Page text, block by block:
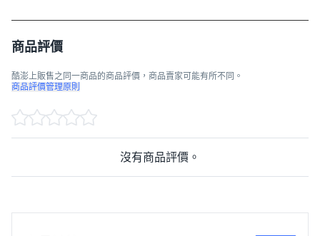
商品評價
酷澎上販售之同一商品的商品評價，商品賣家可能有所不同。
商品評價管理原則
沒有商品評價。